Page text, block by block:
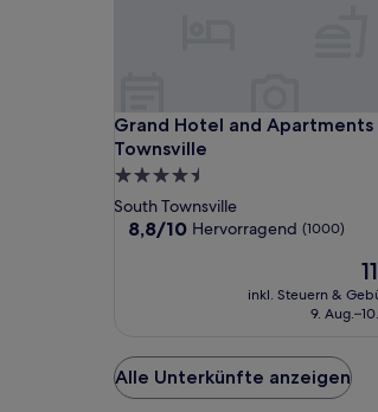
können
sich
ändern.
können
zusätzliche
Grand
Hotel
and
Apartments
Townsville
Grand Hotel and Apartments
Townsville
Grand Hotel and Apartments
4.5-
Sterne-
Unterkunft
South Townsville
8.8
8,8/10 Hervorragend (1000)
inkl. Steuern &
9.
Alle Unterkünfte anzeigen